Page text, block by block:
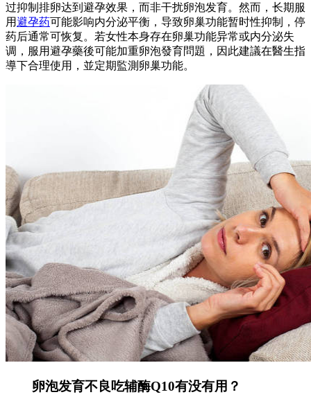
过抑制排卵达到避孕效果，而非干扰卵泡发育。然而，长期服
用避孕药可能影响内分泌平衡，导致卵巢功能暂时性抑制，停
药后通常可恢复。若女性本身存在卵巢功能异常或内分泌失
调，服用避孕藥後可能加重卵泡發育問題，因此建議在醫生指
導下合理使用，並定期監測卵巢功能。
卵泡发育不良吃辅酶Q10有没有用？